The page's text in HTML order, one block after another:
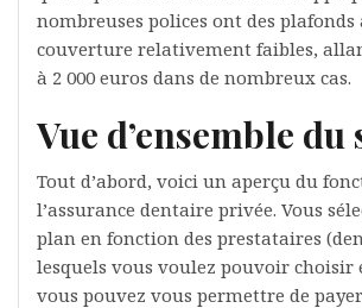
nombreuses polices ont des plafonds
couverture relativement faibles,
à 2 000 euros dans de nombreux cas.
Vue d’ensemble du
Tout d’abord, voici un aperçu du
l’assurance dentaire privée. Vous
plan en fonction des prestataires
lesquels vous voulez pouvoir choisir
vous pouvez vous permettre de